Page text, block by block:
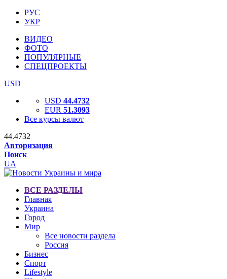
РУС
УКР
ВИДЕО
ФОТО
ПОПУЛЯРНЫЕ
СПЕЦПРОЕКТЫ
USD
USD 44.4732
EUR 51.3093
Все курсы валют
44.4732
Авторизация
Поиск
UA
ВСЕ РАЗДЕЛЫ
Главная
Украина
Город
Мир
Все новости раздела
Россия
Бизнес
Спорт
Lifestyle